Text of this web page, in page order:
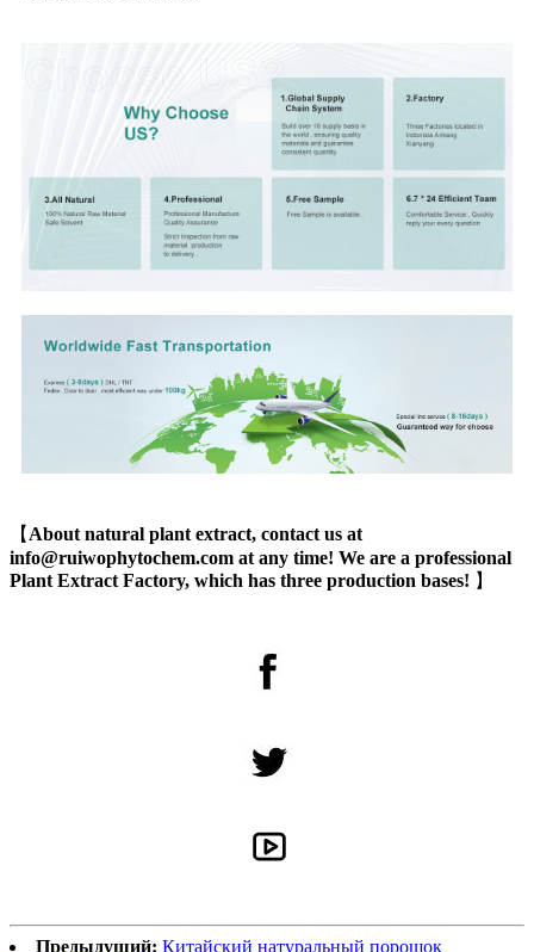
【 About natural plant extract, contact us at
info@ruiwophytochem.com at any time! We are a professional
Plant Extract Factory, which has three production bases! 】
Предыдущий: Китайский натуральный порошок